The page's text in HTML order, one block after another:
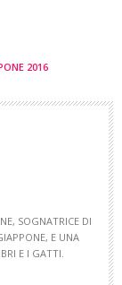
2016
SOGNATRICE DI
E UNA
E I GATTI.